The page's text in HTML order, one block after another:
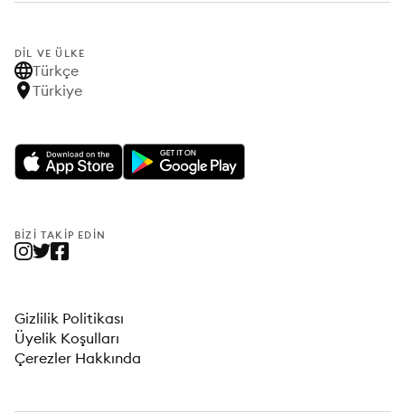
DIL VE ÜLKE
Türkçe
Türkiye
BIZI TAKIP EDIN
Gizlilik Politikası
Üyelik Koşulları
Çerezler Hakkında